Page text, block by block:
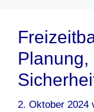
Planung,
2. Oktober 2024